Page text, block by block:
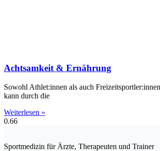
Achtsamkeit & Ernährung
Sowohl Athlet:innen als auch
kann durch die
Weiterlesen »
Sportmedizin für Ärzte, Therapeuten und Trainer